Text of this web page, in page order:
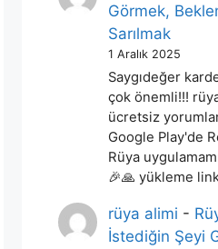
Görmek,
Sarılmak
1 Aralık 2025
Saygıdeğer
çok önemli!!!
ücretsiz
Google Play'de
Rüya
🎉🙏 yükleme
rüya alimi -
İstediğin Şeyi